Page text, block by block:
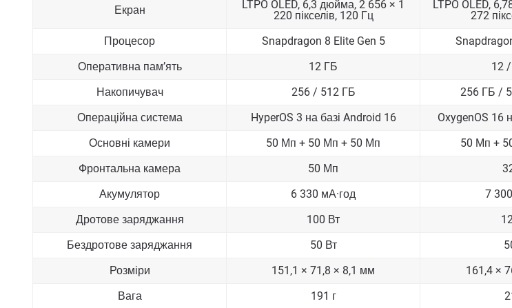
Екран
LTPO OLED, 6,3 дюйма, 2 656 × 1
220 пікселів, 120 Гц
LTPO OLED,
272
Процесор
Snapdragon 8 Elite Gen 5
Оперативна пам’ять
12 ГБ
12
Накопичувач
256 / 512 ГБ
256 ГБ /
Операційна система
HyperOS 3 на базі Android 16
OxygenOS 16
Основні камери
50 Мп + 50 Мп + 50 Мп
50 Мп +
Фронтальна камера
50 Мп
Акумулятор
6 330 мА·год
7
Дротове заряджання
100 Вт
Бездротове заряджання
50 Вт
Розміри
151,1 × 71,8 × 8,1 мм
161,4 ×
Вага
191 г